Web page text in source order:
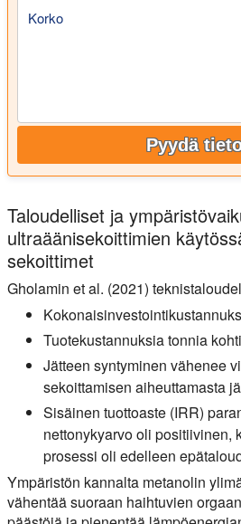
Korko
Pyydä
Taloudelliset ja
ultraäänisekoittimien
sekoittimet
Gholamin et al. (2021)
Tuotekustannuksia tonnia
Jätteen syntyminen vähenee
sekoittamisen aiheuttamasta
Sisäinen tuottoaste (IRR)
nettonykyarvo oli positiivinen,
prosessi oli edelleen
Ympäristön kannalta metanolin
vähentää suoraan haihtuvien